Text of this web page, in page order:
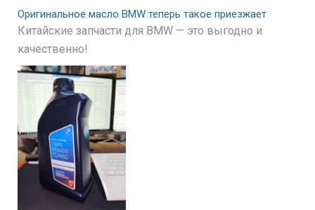
Оригинальное масло BMW теперь такое приезжает
Китайские запчасти для BMW — это выгодно и
качественно!